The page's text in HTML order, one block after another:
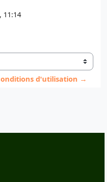
11:14
d'utilisation →